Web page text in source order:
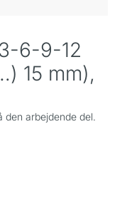
6-9-12
15 mm),
den arbejdende del.